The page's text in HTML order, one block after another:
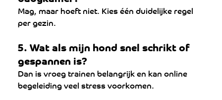
Mag, maar hoeft niet. Kies één duidelijke regel
per gezin.
5. Wat als mijn hond snel schrikt of
gespannen is?
Dan is vroeg trainen belangrijk en kan online
begeleiding veel stress voorkomen.